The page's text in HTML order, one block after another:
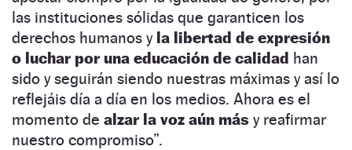
las instituciones sólidas que garanticen los
derechos humanos y la libertad de expresión
o luchar por una educación de calidad han
sido y seguirán siendo nuestras máximas y así lo
reflejáis día a día en los medios. Ahora es el
momento de alzar la voz aún más y reafirmar
nuestro compromiso”.